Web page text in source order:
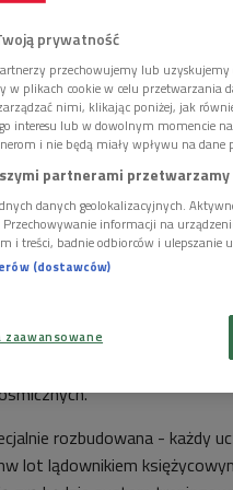
osób oraz rezerwowy):
Sinelnikov (Rosjanin, 37 lat,
dowódca), Alexandr
lekarz), Romain Charles
27 lat, inżynier).
w specjalnym
Nie będą mogli wyjść z
i z powrotem.
takie jak astronauci
tego będą co dwa
komputerowych. Granie jest
rozbudowana - każdy
lot lądownikiem
prywatność
przechowujemy lub
w plikach cookie w celu przetwarzania
nimi, klikając poniżej, jak
interesu lub w dowolnym momencie
i nie będą miały wpływu na dane
partnerami
danych geolokalizacyjnych.
informacji na
i treści, badnie odbiorców i ulepszanie
(dostawców)